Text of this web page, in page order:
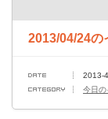
2013/04/24の
2013-
今日の